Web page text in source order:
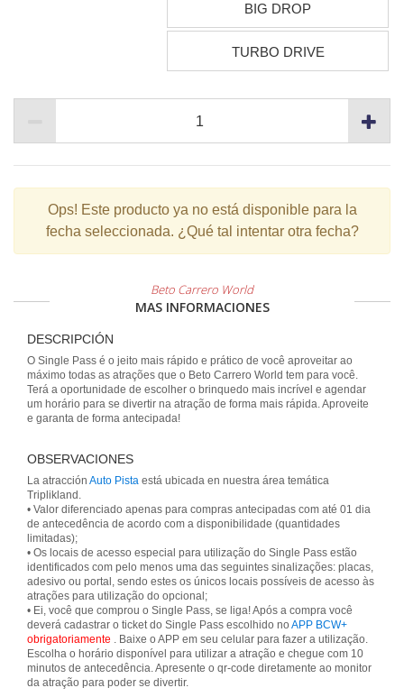
BIG DROP
TURBO DRIVE
Ops! Este producto ya no está disponible para la
fecha seleccionada. ¿Qué tal intentar otra fecha?
Beto Carrero World
MAS INFORMACIONES
DESCRIPCIÓN
O Single Pass é o jeito mais rápido e prático de você aproveitar ao
máximo todas as atrações que o Beto Carrero World tem para você.
Terá a oportunidade de escolher o brinquedo mais incrível e agendar
um horário para se divertir na atração de forma mais rápida. Aproveite
e garanta de forma antecipada!
OBSERVACIONES
La atracción Auto Pista está ubicada en nuestra área temática
Triplikland.
• Valor diferenciado apenas para compras antecipadas com até 01 dia
de antecedência de acordo com a disponibilidade (quantidades
limitadas);
• Os locais de acesso especial para utilização do Single Pass estão
identificados com pelo menos uma das seguintes sinalizações: placas,
adesivo ou portal, sendo estes os únicos locais possíveis de acesso às
atrações para utilização do opcional;
• Ei, você que comprou o Single Pass, se liga! Após a compra você
deverá cadastrar o ticket do Single Pass escolhido no APP BCW+
obrigatoriamente . Baixe o APP em seu celular para fazer a utilização.
Escolha o horário disponível para utilizar a atração e chegue com 10
minutos de antecedência. Apresente o qr-code diretamente ao monitor
da atração para poder se divertir.